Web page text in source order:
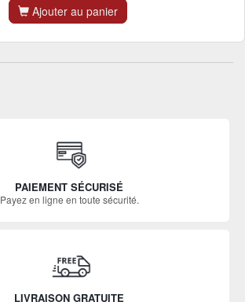
Ajouter au panier
PAIEMENT SÉCURISÉ
Payez en ligne en toute sécurité.
LIVRAISON GRATUITE